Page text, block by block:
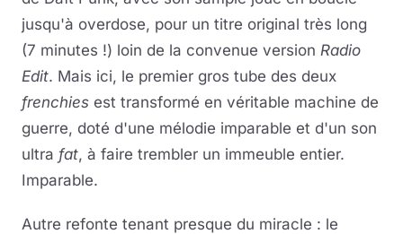
jusqu'à overdose, pour un titre original très long
(7 minutes !) loin de la convenue version Radio
Edit. Mais ici, le premier gros tube des deux
frenchies est transformé en véritable machine de
guerre, doté d'une mélodie imparable et d'un son
ultra fat, à faire trembler un immeuble entier.
Imparable.
Autre refonte tenant presque du miracle : le